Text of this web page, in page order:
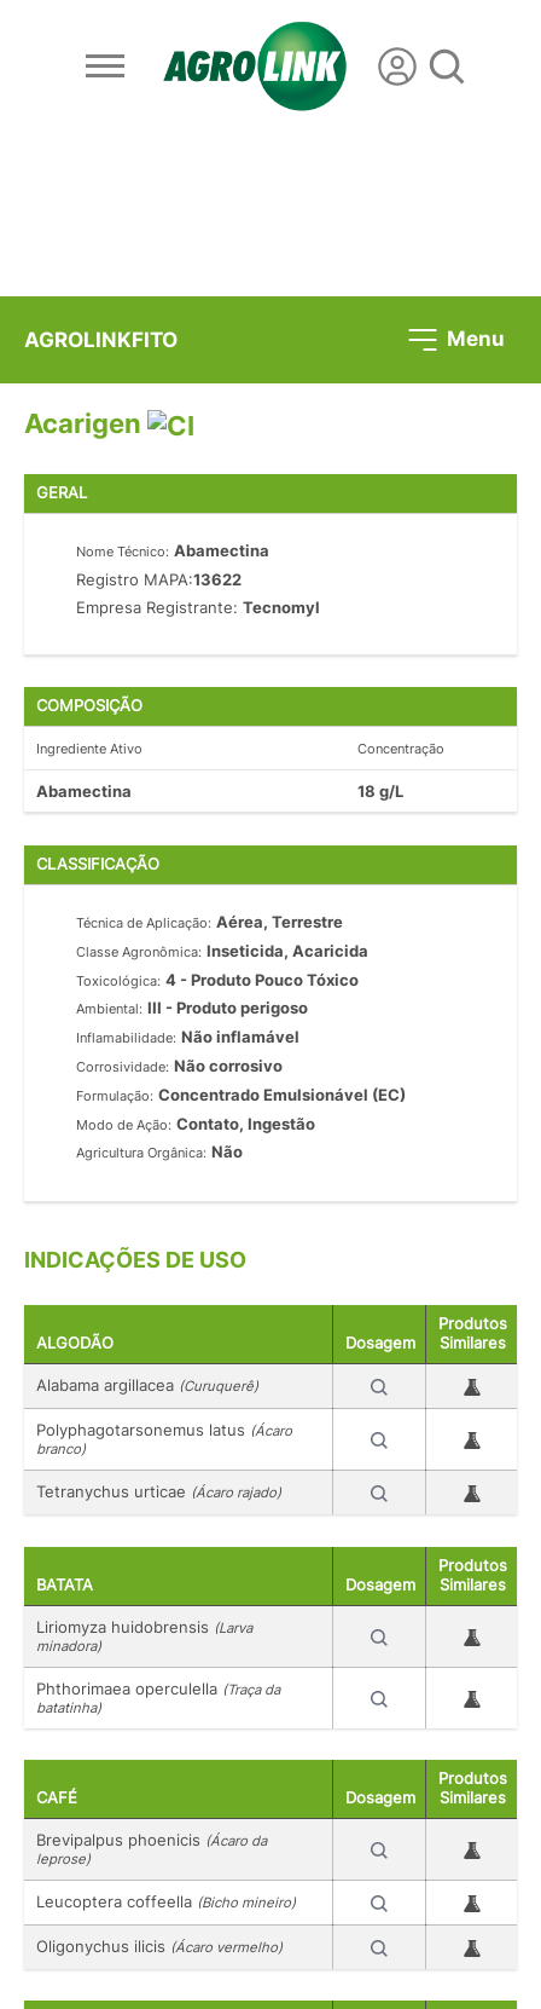
AGROLINKFITO Menu
Acarigen
GERAL
Nome Técnico: Abamectina
Registro MAPA:13622
Empresa Registrante:Tecnomyl
COMPOSIÇÃO
Ingrediente Ativo Concentração
Abamectina 18 g/L
CLASSIFICAÇÃO
Técnica de Aplicação: Aérea, Terrestre
Classe Agronômica: Inseticida, Acaricida
Toxicológica: 4 - Produto Pouco Tóxico
Ambiental: III - Produto perigoso
Inflamabilidade: Não inflamável
Corrosividade: Não corrosivo
Formulação: Concentrado Emulsionável (EC)
Modo de Ação: Contato, Ingestão
Agricultura Orgânica: Não
INDICAÇÕES DE USO
ALGODÃO Dosagem
Produtos
Similares
Alabama argillacea (Curuquerê)
Polyphagotarsonemus latus (Ácaro
branco)
Tetranychus urticae (Ácaro rajado)
BATATA Dosagem
Produtos
Similares
Liriomyza huidobrensis (Larva
minadora)
Phthorimaea operculella (Traça da
batatinha)
CAFÉ Dosagem
Produtos
Similares
Brevipalpus phoenicis (Ácaro da
leprose)
Leucoptera coffeella (Bicho mineiro)
Oligonychus ilicis (Ácaro vermelho)